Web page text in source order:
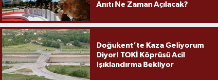
Anıtı Ne Zaman Açılacak?
Doğukent’te Kaza Geliyorum
Diyor! TOKİ Köprüsü Acil
Işıklandırma Bekliyor